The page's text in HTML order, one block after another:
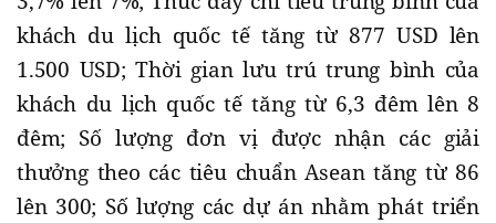
khách du lịch quốc tế tăng từ 877 USD lên
1.500 USD; Thời gian lưu trú trung bình của
khách du lịch quốc tế tăng từ 6,3 đêm lên 8
đêm; Số lượng đơn vị được nhận các giải
thưởng theo các tiêu chuẩn Asean tăng từ 86
lên 300; Số lượng các dự án nhằm phát triển